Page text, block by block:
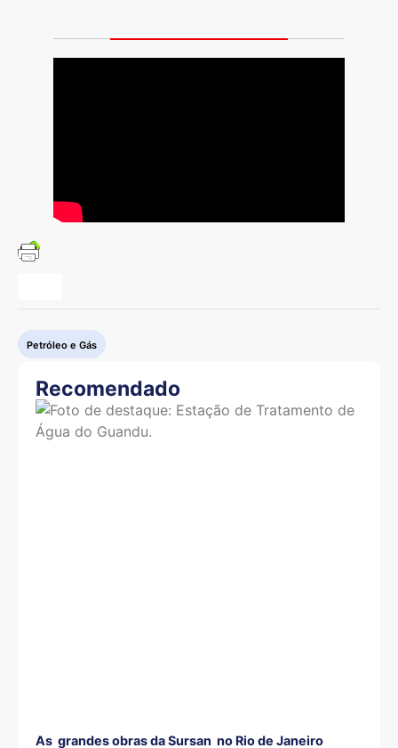
Petróleo e Gás
Recomendado
As grandes obras da Sursan no Rio de Janeiro